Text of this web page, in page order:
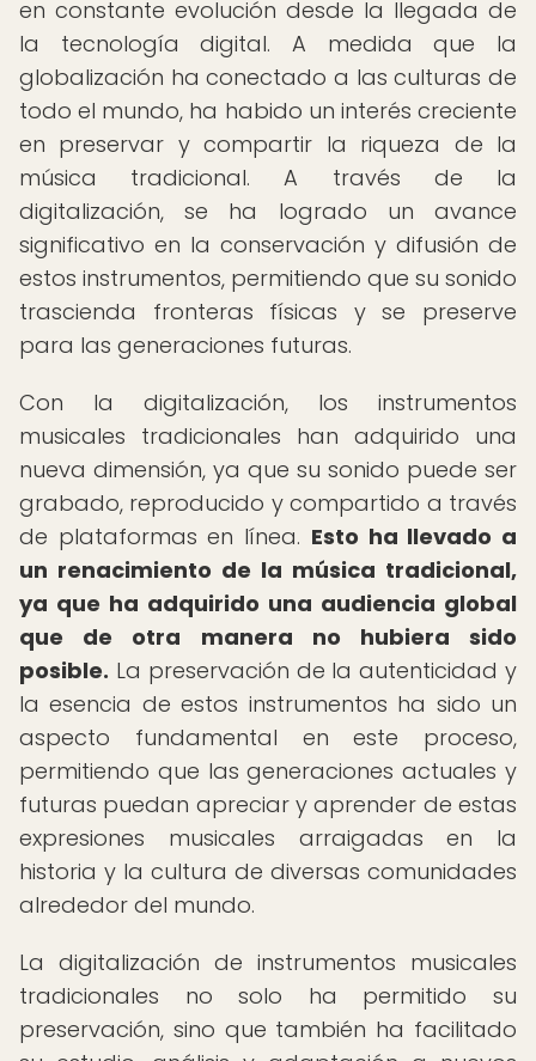
en constante evolución desde la llegada de
la tecnología digital. A medida que la
globalización ha conectado a las culturas de
todo el mundo, ha habido un interés creciente
en preservar y compartir la riqueza de la
música tradicional. A través de la
digitalización, se ha logrado un avance
significativo en la conservación y difusión de
estos instrumentos, permitiendo que su sonido
trascienda fronteras físicas y se preserve
para las generaciones futuras.
Con la digitalización, los instrumentos
musicales tradicionales han adquirido una
nueva dimensión, ya que su sonido puede ser
grabado, reproducido y compartido a través
de plataformas en línea. Esto ha llevado a
un renacimiento de la música tradicional,
ya que ha adquirido una audiencia global
que de otra manera no hubiera sido
posible. La preservación de la autenticidad y
la esencia de estos instrumentos ha sido un
aspecto fundamental en este proceso,
permitiendo que las generaciones actuales y
futuras puedan apreciar y aprender de estas
expresiones musicales arraigadas en la
historia y la cultura de diversas comunidades
alrededor del mundo.
La digitalización de instrumentos musicales
tradicionales no solo ha permitido su
preservación, sino que también ha facilitado